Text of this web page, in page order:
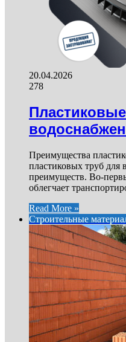
20.04.2026
278
Преимущества
пластиковых труб для
преимуществ. Во-
облегчает
Read More »
Строительные